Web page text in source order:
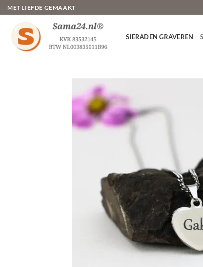
Ga
naar
inhoud
MET LIEFDE GEMAAKT
SIERADEN GRAVEREN